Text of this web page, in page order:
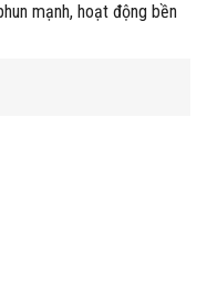
mạnh, hoạt động bền
2.2KW, 100bar, 14L/